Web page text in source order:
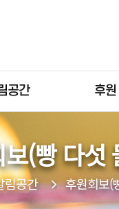
공간 후
(빵 다섯
림공간 후원회보(